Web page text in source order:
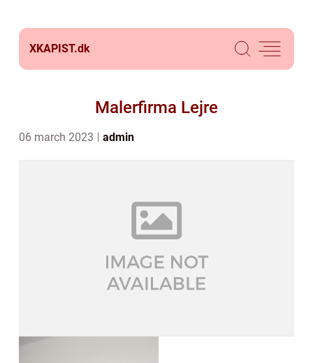
XKAPIST.dk
Malerfirma Lejre
06 march 2023 admin